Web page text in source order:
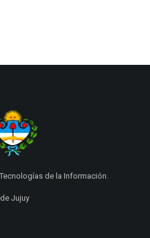
de la Información.
Jujuy